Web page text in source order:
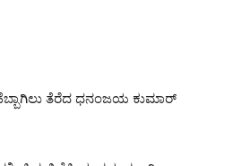
ತೆರೆದ ಧನಂಜಯ ಕುಮಾರ್